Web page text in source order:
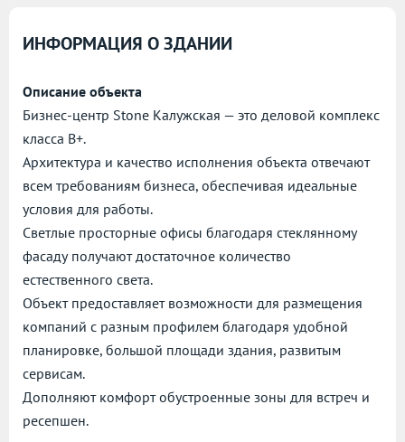
ИНФОРМАЦИЯ О ЗДАНИИ
Описание объекта
Бизнес-центр Stone Калужская — это деловой комплекс
класса B+.
Архитектура и качество исполнения объекта отвечают
всем требованиям бизнеса, обеспечивая идеальные
условия для работы.
Светлые просторные офисы благодаря стеклянному
фасаду получают достаточное количество
естественного света.
Объект предоставляет возможности для размещения
компаний с разным профилем благодаря удобной
планировке, большой площади здания, развитым
сервисам.
Дополняют комфорт обустроенные зоны для встреч и
ресепшен.